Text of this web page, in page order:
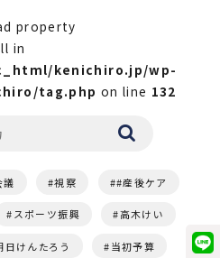
property
in
kenichiro.jp/wp-
tag.php on line 132
議 視察 #産後ケア
スポーツ振興 高木けい
日けんたろう 当初予算